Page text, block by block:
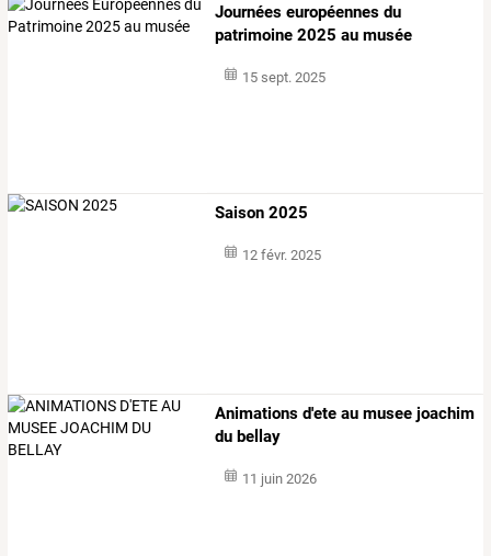
Journées européennes du
patrimoine 2025 au musée
15 sept. 2025
Saison 2025
12 févr. 2025
Animations d'ete au musee joachim
du bellay
11 juin 2026